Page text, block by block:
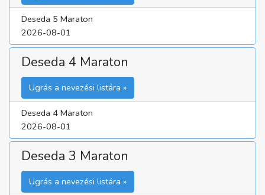
Deseda 5 Maraton
2026-08-01
Deseda 4 Maraton
Ugrás a nevezési listára »
Deseda 4 Maraton
2026-08-01
Deseda 3 Maraton
Ugrás a nevezési listára »